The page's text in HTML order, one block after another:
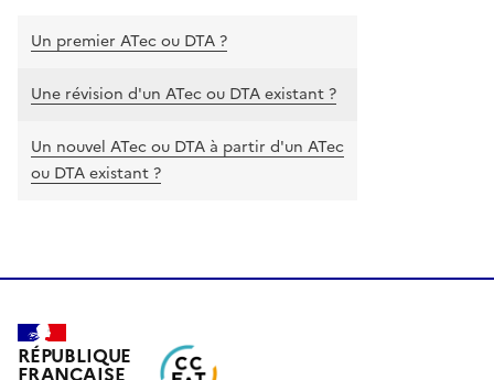
Un premier ATec ou DTA ?
Une révision d'un ATec ou DTA existant ?
Un nouvel ATec ou DTA à partir d'un ATec
ou DTA existant ?
RÉPUBLIQUE